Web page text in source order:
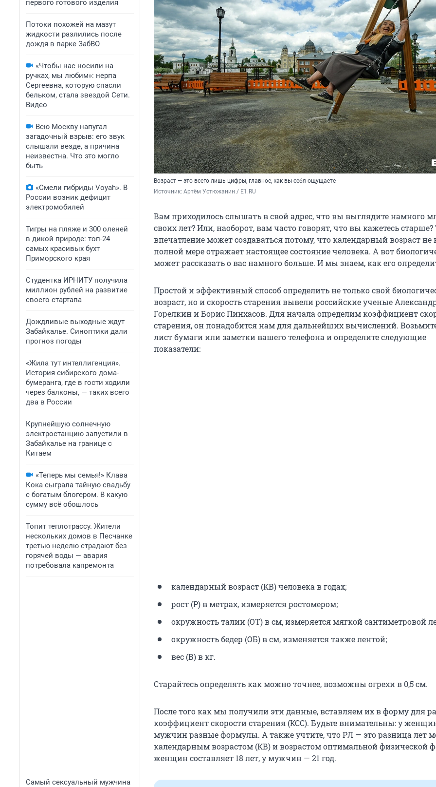
первого готового изделия
Потоки похожей на мазут
жидкости разлились после
дождя в парке ЗабВО
«Чтобы нас носили на
ручках, мы любим»: нерпа
Сергеевна, которую спасли
бельком, стала звездой Сети.
Видео
Всю Москву напугал
загадочный взрыв: его звук
слышали везде, а причина
неизвестна. Что это могло
быть
«Смели гибриды Voyah». В
России возник дефицит
электромобилей
Тигры на пляже и 300 оленей
в дикой природе: топ-24
самых красивых бухт
Приморского края
Студентка ИРНИТУ получила
миллион рублей на развитие
своего стартапа
Дождливые выходные ждут
Забайкалье. Синоптики дали
прогноз погоды
«Жила тут интеллигенция».
История сибирского дома-
бумеранга, где в гости ходили
через балконы, — таких всего
два в России
Крупнейшую солнечную
электростанцию запустили в
Забайкалье на границе с
Китаем
«Теперь мы семья!» Клава
Кока сыграла тайную свадьбу
с богатым блогером. В какую
сумму всё обошлось
Топит теплотрассу. Жители
нескольких домов в Песчанке
третью неделю страдают без
горячей воды — авария
потребовала капремонта
Самый сексуальный мужчина
Возраст — это всего лишь цифры, главное, как вы себя ощущаете
Источник: Артём Устюжанин / E1.RU
Вам приходилось слышать в свой адрес, что вы выглядите намного
своих лет? Или, наоборот, вам часто говорят, что вы кажетесь старше?
впечатление может создаваться потому, что календарный возраст не
полной мере отражает настоящее состояние человека. А вот
может рассказать о вас намного больше. И мы знаем, как его
Простой и эффективный способ определить не только свой
возраст, но и скорость старения вывели российские ученые
Горелкин и Борис Пинхасов. Для начала определим коэффициент
старения, он понадобится нам для дальнейших вычислений.
лист бумаги или заметки вашего телефона и определите следующие
показатели:
календарный возраст (КВ) человека в годах;
рост (Р) в метрах, измеряется ростомером;
окружность талии (ОТ) в см, измеряется мягкой сантиметровой
окружность бедер (ОБ) в см, изменяется также лентой;
вес (В) в кг.
Старайтесь определять как можно точнее, возможны огрехи в 0,5 см.
После того как мы получили эти данные, вставляем их в форму для
коэффициент скорости старения (КСС). Будьте внимательны: у
мужчин разные формулы. А также учтите, что РЛ — это разница лет
календарным возрастом (КВ) и возрастом оптимальной физической
женщин составляет 18 лет, у мужчин — 21 год.